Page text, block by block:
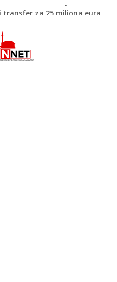
Ovo je greška koju većina
Tahirović (rođ.